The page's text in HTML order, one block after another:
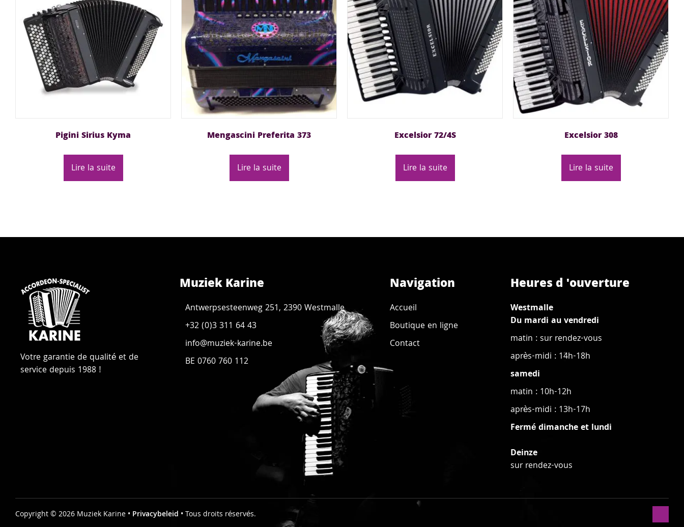
Pigini Sirius Kyma
Lire la suite
Mengascini Preferita 373
Lire la suite
Excelsior 72/4S
Lire la suite
Excelsior 308
Lire la suite
Votre garantie de qualité et de
service depuis 1988 !
Muziek Karine
Antwerpsesteenweg 251, 2390 Westmalle
+32 (0)3 311 64 43
info@muziek-karine.be
BE 0760 760 112
Navigation
Accueil
Boutique en ligne
Contact
Heures d 'ouverture
Westmalle
Du mardi au vendredi
matin : sur rendez-vous
après-midi : 14h-18h
samedi
matin : 10h-12h
après-midi : 13h-17h
Fermé dimanche et lundi
Deinze
sur rendez-vous
Copyright © 2026 Muziek Karine • Privacybeleid • Tous droits réservés.